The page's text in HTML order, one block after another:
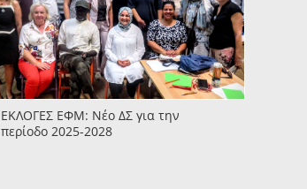
ΕΚΛΟΓΕΣ ΕΦΜ: Νέο ΔΣ για την
περίοδο 2025-2028